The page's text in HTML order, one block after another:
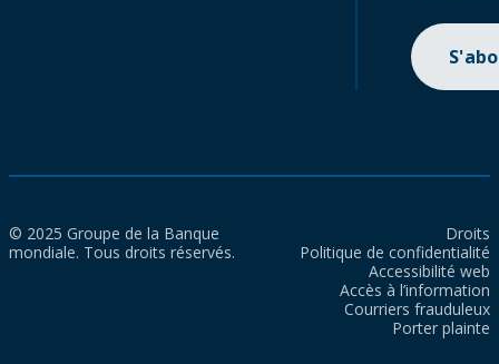
© 2025 Groupe de la Banque
mondiale. Tous droits réservés.
Droits
Politique de confidentialité
Accessibilité web
Accès à l’information
Courriers frauduleux
Porter plainte